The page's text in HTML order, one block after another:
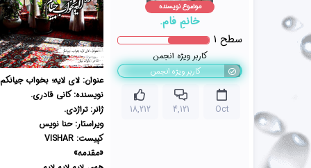
موضوع نویسنده
خانمِ فام.
سطح 1
کاربر ویژه انجمن
کاربر ویژه انجمن
Oct
4,121
18,212
عنوان: لای لایه؛ بخواب
نویسنده: کانی قادری.
ژانر: تراژدی.
ویراستار: حنا نویس
کپیست: VISHAR
«مقدمه»